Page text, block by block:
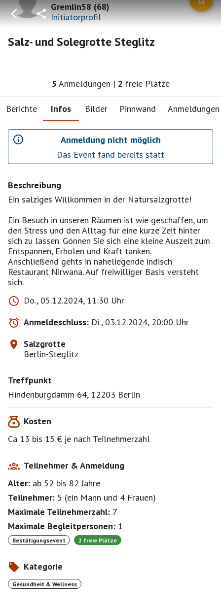
Gremlin58(68)
Initiatorprofil
Salz- und Solegrotte Steglitz
5 Anmeldungen | 2 freie Plätze
Berichte Infos Bilder Pinnwand Anmeldungen
Anmeldung nicht möglich
Das Event fand bereits statt
Beschreibung
Ein salziges Willkommen in der Natursalzgrotte!
Ein Besuch in unseren Räumen ist wie geschaffen, um
den Stress und den Alltag für eine kurze Zeit hinter
sich zu lassen. Gönnen Sie sich eine kleine Auszeit zum
Entspannen, Erholen und Kraft tanken.
Anschließend gehts in naheliegende indisch
Restaurant Nirwana. Auf freiwilliger Basis versteht
sich.
Do., 05.12.2024, 11:30 Uhr
Anmeldeschluss: Di., 03.12.2024, 20:00 Uhr
Salzgrotte
Berlin-Steglitz
Treffpunkt
Hindenburgdamm 64, 12203 Berlin
Kosten
Ca 13 bis 15 € je nach Teilnehmerzahl
Teilnehmer & Anmeldung
Alter: ab 52 bis 82Jahre
Teilnehmer: 5 (ein Mann und 4 Frauen)
Maximale Teilnehmerzahl: 7
Maximale Begleitpersonen: 1
Bestätigungsevent 2 freie Plätze
Kategorie
Gesundheit & Wellness